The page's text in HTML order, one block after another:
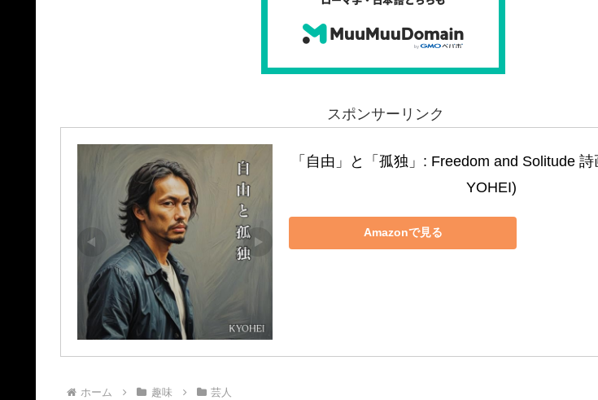
スポンサーリンク
「自由」と「孤独」: Freedom and Solitude
YOHEI)
Amazonで見る
ホーム 趣味 芸人